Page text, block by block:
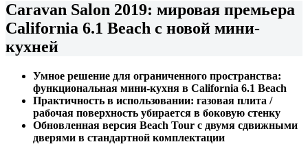
Caravan Salon 2019: мировая премьера
California 6.1 Beach с новой мини-
кухней
Умное решение для ограниченного пространства:
функциональная мини-кухня в California 6.1 Beach
Практичность в использовании: газовая плита /
рабочая поверхность убирается в боковую стенку
Обновленная версия Beach Tour с двумя сдвижными
дверями в стандартной комплектации